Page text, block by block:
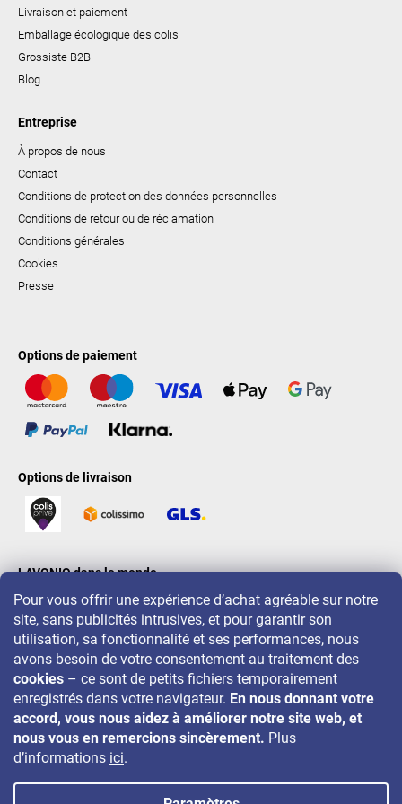
Pour vous offrir une expérience d’achat agréable sur notre
site, sans publicités intrusives, et pour garantir son
utilisation, sa fonctionnalité et ses performances, nous
avons besoin de votre consentement au traitement des
cookies – ce sont de petits fichiers temporairement
enregistrés dans votre navigateur. En nous donnant votre
accord, vous nous aidez à améliorer notre site web, et
nous vous en remercions sincèrement. Plus
d’informations ici.
Livraison et paiement
Emballage écologique des colis
Grossiste B2B
Blog
Entreprise
À propos de nous
Contact
Conditions de protection des données personnelles
Conditions de retour ou de réclamation
Conditions générales
Cookies
Presse
Options de paiement
Options de livraison
LAVONIO dans le monde
Pour des promotions, concours et réductions, suivez-nous sur: